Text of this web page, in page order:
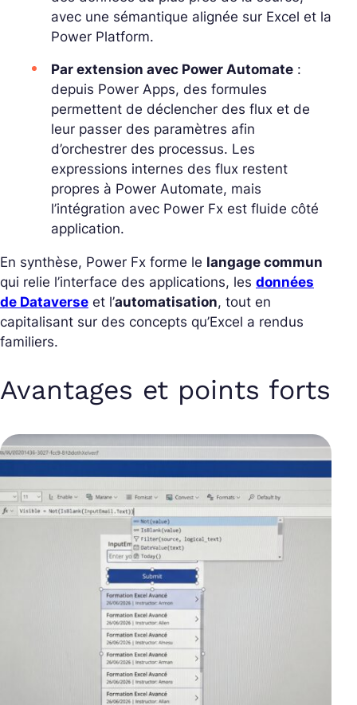
avec une sémantique alignée sur Excel et la
Power Platform.
Par extension avec Power Automate :
depuis Power Apps, des formules
permettent de déclencher des flux et de
leur passer des paramètres afin
d’orchestrer des processus. Les
expressions internes des flux restent
propres à Power Automate, mais
l’intégration avec Power Fx est fluide côté
application.
En synthèse, Power Fx forme le langage commun
qui relie l’interface des applications, les données
de Dataverse et l’automatisation, tout en
capitalisant sur des concepts qu’Excel a rendus
familiers.
Avantages et points forts